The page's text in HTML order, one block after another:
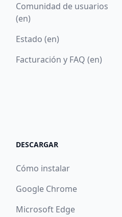
Comunidad de usuarios
(en)
Estado (en)
Facturación y FAQ (en)
DESCARGAR
Cómo instalar
Google Chrome
Microsoft Edge